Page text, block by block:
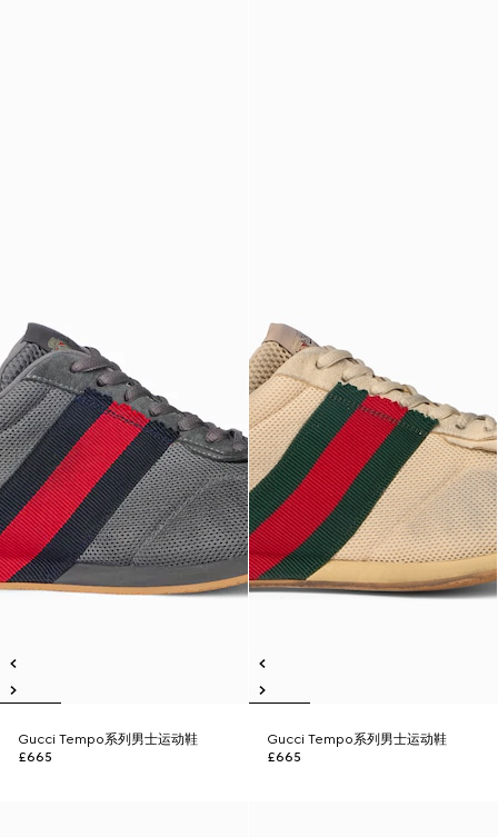
Gucci Tempo系列男士运动鞋
£665
Gucci Tempo系列男士运动鞋
£665